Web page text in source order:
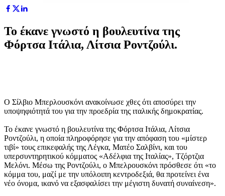
Το έκανε γνωστό η βουλευτίνα της
Φόρτσα Ιτάλια, Λίτσια Ροντζούλι.
Ο Σίλβιο Μπερλουσκόνι ανακοίνωσε χθες ότι αποσύρει την
υποψηφιότητά του για την προεδρία της ιταλικής δημοκρατίας.
Το έκανε γνωστό η βουλευτίνα της Φόρτσα Ιτάλια, Λίτσια
Ροντζούλι, η οποία πληροφόρησε για την απόφαση του «μίστερ
τιβί» τους επικεφαλής της Λέγκα, Ματέο Σαλβίνι, και του
υπερσυντηρητικού κόμματος «Αδέλφια της Ιταλίας», Τζόρτζια
Μελόνι. Μέσω της Ροντζούλι, ο Μπελρουσκόνι πρόσθεσε ότι «το
κόμμα του, μαζί με την υπόλοιπη κεντροδεξιά, θα προτείνει ένα
νέο όνομα, ικανό να εξασφαλίσει την μέγιστη δυνατή συναίνεση».